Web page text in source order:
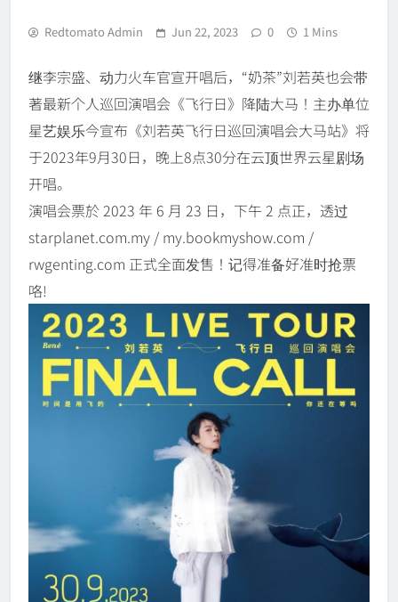
Redtomato Admin Jun 22, 2023 0 1 Mins
继李宗盛、动力火车官宣开唱后，“奶茶”刘若英也会带
著最新个人巡回演唱会《飞行日》降陆大马！主办单位
星艺娱乐今宣布《刘若英飞行日巡回演唱会大马站》将
于2023年9月30日，晚上8点30分在云顶世界云星剧场
开唱。
演唱会票於 2023 年 6 月 23 日，下午 2 点正，透过
starplanet.com.my / my.bookmyshow.com /
rwgenting.com 正式全面发售！记得准备好准时抢票
咯!